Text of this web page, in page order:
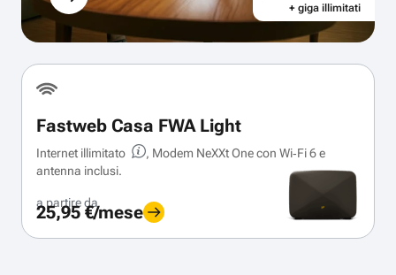
+ giga illimitati
Fastweb Casa FWA Light
Internet illimitato
, Modem NeXXt One con Wi‑Fi 6 e
antenna inclusi.
a partire da
25,95 €/mese